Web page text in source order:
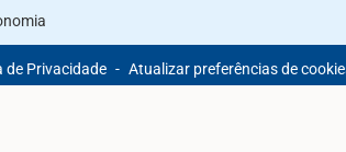
de Privacidade - Atualizar preferências de